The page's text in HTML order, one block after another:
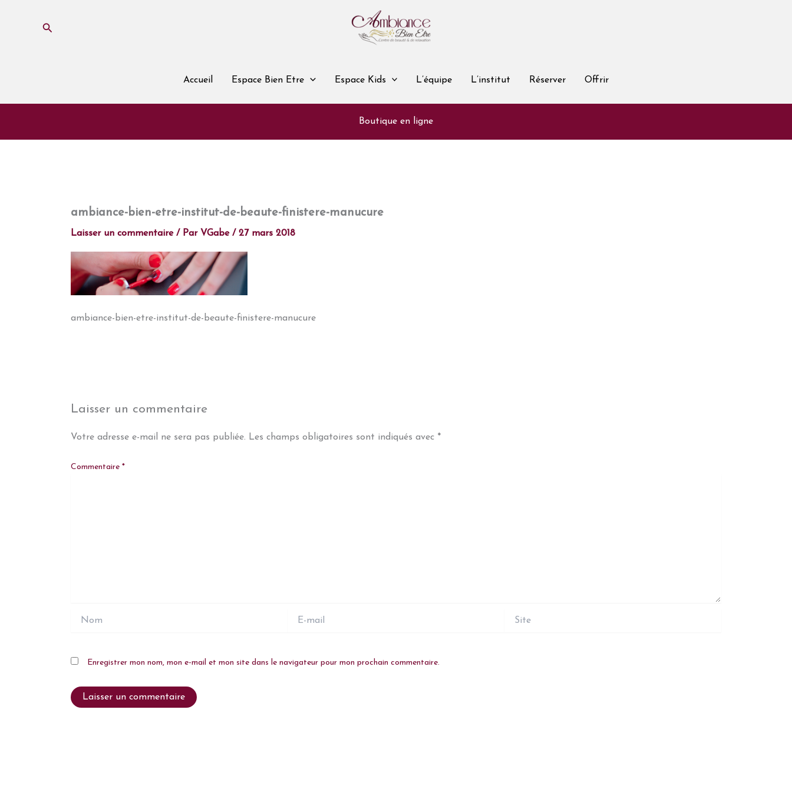
Rechercher
Accueil Espace Bien Etre Espace Kids L’équipe L’institut Réserver Offrir
Boutique en ligne
ambiance-bien-etre-institut-de-beaute-finistere-manucure
Laisser un commentaire / Par VGabe / 27 mars 2018
ambiance-bien-etre-institut-de-beaute-finistere-manucure
Laisser un commentaire
Votre adresse e-mail ne sera pas publiée. Les champs obligatoires sont indiqués avec *
Commentaire *
Nom
mail
Site
Enregistrer mon nom, mon e-mail et mon site dans le navigateur pour mon prochain commentaire.